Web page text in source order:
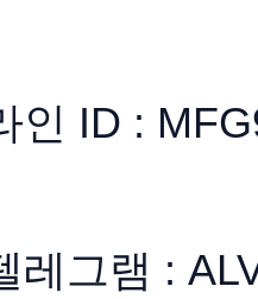
인 ID :
레그램 :